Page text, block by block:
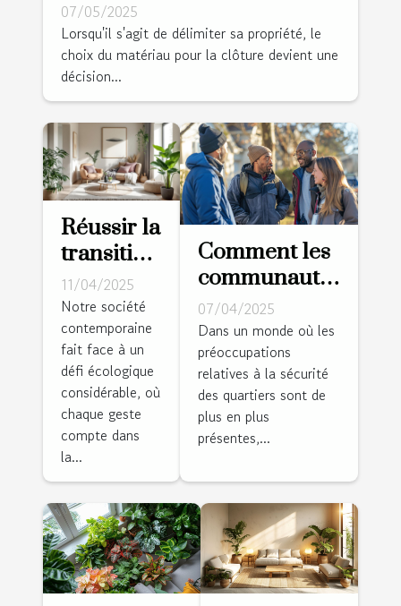
avantages et considérations
07/05/2025
Lorsqu'il s'agit de délimiter sa propriété, le
choix du matériau pour la clôture devient une
décision...
Réussir la
transition
vers un
intérieur
zéro
déchet
étapes et
bénéfices
11/04/2025
Notre société
contemporaine
fait face à un
défi écologique
considérable, où
chaque geste
compte dans
la...
Comment les
communautés
locales
peuvent
collaborer
pour
améliorer la
sécurité
07/04/2025
Dans un monde où les
préoccupations
relatives à la sécurité
des quartiers sont de
plus en plus
présentes,...